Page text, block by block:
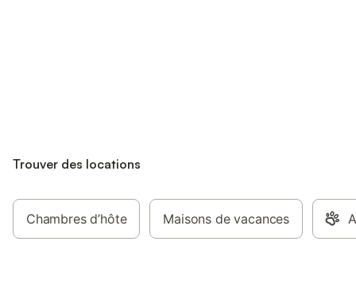
Trouver des locations
Chambres d’hôte Maisons de vacances